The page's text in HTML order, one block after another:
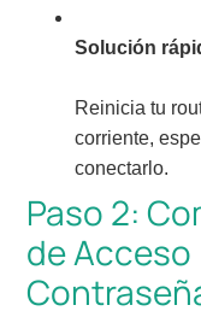
Solución
Reinicia tu
corriente,
conectarlo.
Paso 2:
de Acceso